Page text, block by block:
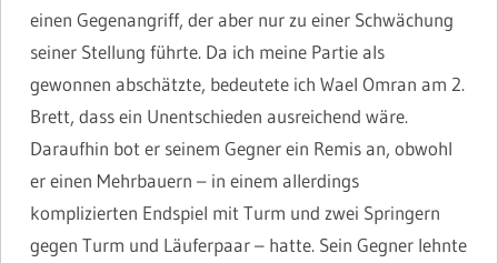
einen Gegenangriff, der aber nur zu einer Schwächung
seiner Stellung führte. Da ich meine Partie als
gewonnen abschätzte, bedeutete ich Wael Omran am 2.
Brett, dass ein Unentschieden ausreichend wäre.
Daraufhin bot er seinem Gegner ein Remis an, obwohl
er einen Mehrbauern – in einem allerdings
komplizierten Endspiel mit Turm und zwei Springern
gegen Turm und Läuferpaar – hatte. Sein Gegner lehnte